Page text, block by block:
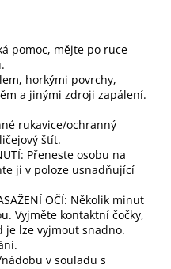
pomoc, mějte po ruce
horkými povrchy,
a jinými zdroji zapálení.
rukavice/ochranný
štít.
Přeneste osobu na
ji v poloze usnadňující
OČÍ: Několik minut
Vyjměte kontaktní čočky,
je lze vyjmout snadno.
v souladu s